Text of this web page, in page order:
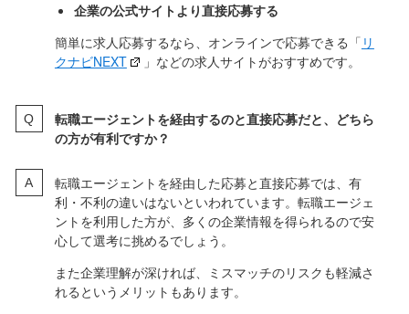
転職エージェント以外で内定を獲得するには、以下の方
法があります。
リファラル（現役社員による紹介）
企業の公式サイトより直接応募する
簡単に求人応募するなら、オンラインで応募できる「リ
クナビNEXT
」などの求人サイトがおすすめです。
転職エージェントを経由するのと直接応募だと、どちら
の方が有利ですか？